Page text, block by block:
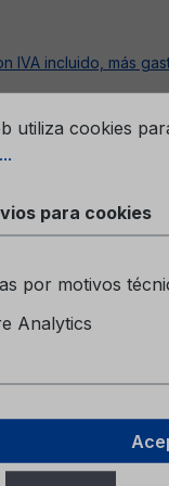
IVA incluido, más
A la cesta
del conductor
para cookies
utiliza cookies
para cookies
por motivos
Analytics